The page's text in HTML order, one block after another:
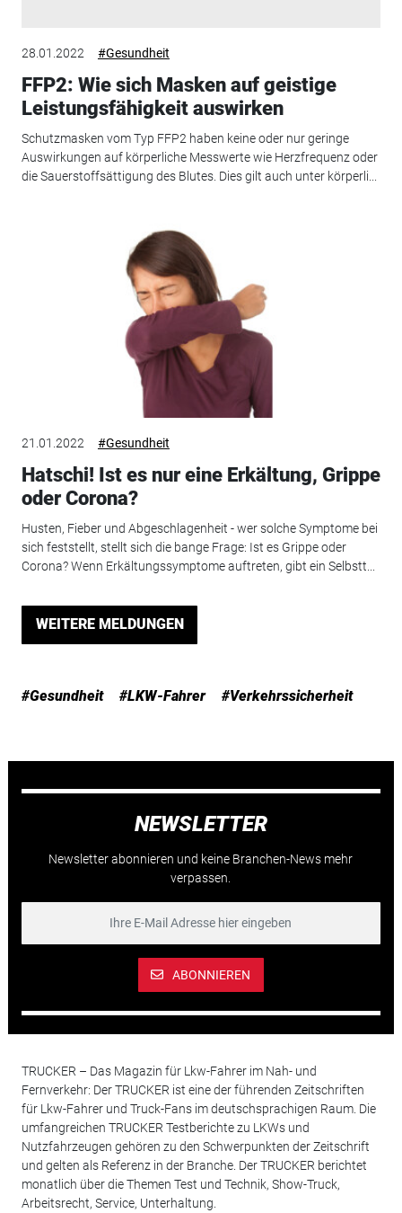
28.01.2022 #Gesundheit
FFP2: Wie sich Masken auf geistige
Leistungsfähigkeit auswirken
Schutzmasken vom Typ FFP2 haben keine oder nur geringe
Auswirkungen auf körperliche Messwerte wie Herzfrequenz oder
die Sauerstoffsättigung des Blutes. Dies gilt auch unter körperli...
21.01.2022 #Gesundheit
Hatschi! Ist es nur eine Erkältung, Grippe
oder Corona?
Husten, Fieber und Abgeschlagenheit - wer solche Symptome bei
sich feststellt, stellt sich die bange Frage: Ist es Grippe oder
Corona? Wenn Erkältungssymptome auftreten, gibt ein Selbstt...
WEITERE MELDUNGEN
#Gesundheit #LKW-Fahrer #Verkehrssicherheit
NEWSLETTER
Newsletter abonnieren und keine Branchen-News mehr
verpassen.
ABONNIEREN
TRUCKER – Das Magazin für Lkw-Fahrer im Nah- und
Fernverkehr: Der TRUCKER ist eine der führenden Zeitschriften
für Lkw-Fahrer und Truck-Fans im deutschsprachigen Raum. Die
umfangreichen TRUCKER Testberichte zu LKWs und
Nutzfahrzeugen gehören zu den Schwerpunkten der Zeitschrift
und gelten als Referenz in der Branche. Der TRUCKER berichtet
monatlich über die Themen Test und Technik, Show-Truck,
Arbeitsrecht, Service, Unterhaltung.